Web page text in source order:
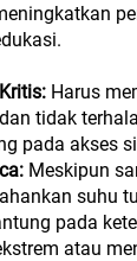
Harus
tidak
pada akses
Meskipun
suhu
pada
atau